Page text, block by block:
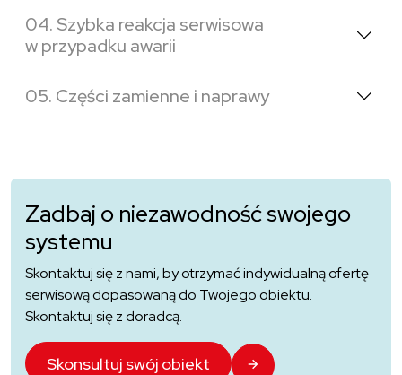
04. Szybka reakcja serwisowa
w przypadku awarii
05. Części zamienne i naprawy
Zadbaj o niezawodność swojego
systemu
Skontaktuj się z nami, by otrzymać indywidualną ofertę
serwisową dopasowaną do Twojego obiektu.
Skontaktuj się z doradcą.
Skonsultuj swój obiekt